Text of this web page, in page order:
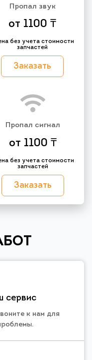
Пропал звук
от 1100 ₸
без учета стоимости
запчастей
Заказать
Пропал сигнал
от 1100 ₸
без учета стоимости
запчастей
Заказать
сервис
к нам для